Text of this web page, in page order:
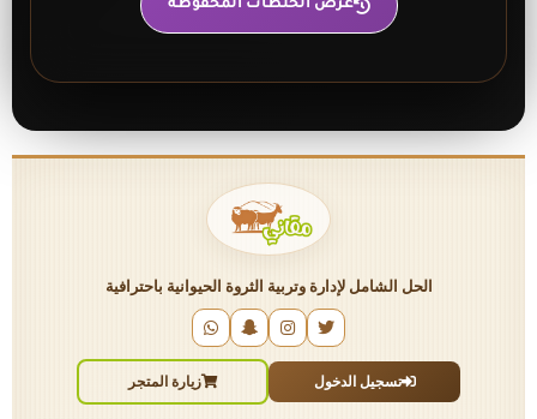
عرض الخلطات المحفوظة
الحل الشامل لإدارة وتربية الثروة الحيوانية باحترافية
تسجيل الدخول زيارة المتجر